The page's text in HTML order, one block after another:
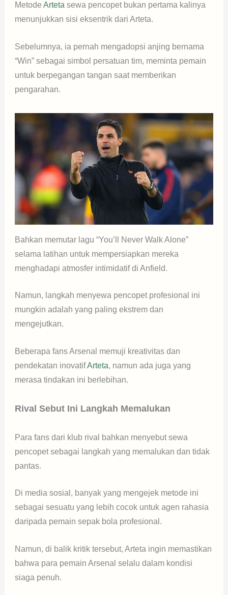
Metode Arteta sewa pencopet bukan pertama kalinya
menunjukkan sisi eksentrik dari Arteta.
Sebelumnya, ia pernah mengadopsi anjing bernama
“Win” sebagai simbol persatuan tim, meminta pemain
untuk berpegangan tangan saat memberikan
pengarahan.
Bahkan memutar lagu “You’ll Never Walk Alone”
selama latihan untuk mempersiapkan mereka
menghadapi atmosfer intimidatif di Anfield.
Namun, langkah menyewa pencopet profesional ini
mungkin adalah yang paling ekstrem dan
mengejutkan.
Beberapa fans Arsenal memuji kreativitas dan
pendekatan inovatifArteta, namun ada juga yang
merasa tindakan ini berlebihan.
Rival Sebut Ini Langkah Memalukan
Para fans dari klub rival bahkan menyebut sewa
pencopet sebagai langkah yang memalukan dan tidak
pantas.
Di media sosial, banyak yang mengejek metode ini
sebagai sesuatu yang lebih cocok untuk agen rahasia
daripada pemain sepak bola profesional.
Namun, di balik kritik tersebut, Arteta ingin memastikan
bahwa para pemain Arsenal selalu dalam kondisi
siaga penuh.